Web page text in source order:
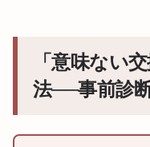
「意味ない
法──事前診